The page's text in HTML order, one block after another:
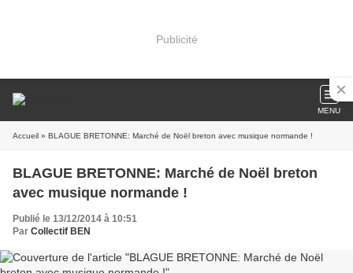
Publicité
MENU
Accueil » BLAGUE BRETONNE: Marché de Noël breton avec musique normande !
BLAGUE BRETONNE: Marché de Noël breton
avec musique normande !
Publié le 13/12/2014 à 10:51
Par Collectif BEN